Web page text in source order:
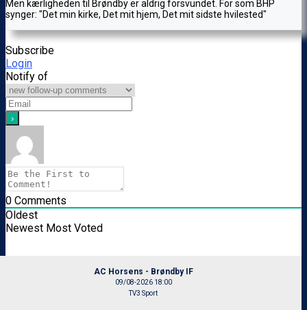
Men kærligheden til Brøndby er aldrig forsvundet. For som BHP
synger: "Det min kirke, Det mit hjem, Det mit sidste hvilested"
Subscribe
Login
Notify of
0 Comments
Oldest
Newest Most Voted
AC Horsens - Brøndby IF
09/08-2026 18:00
TV3 Sport